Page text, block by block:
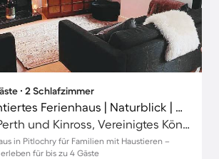
∙ 2 Schlafzimmer
Familienorientiertes Ferienhaus | Naturblick | Haustierfreundlich
Pitlochry, Perth und Kinross, Vereinigtes Königreich
in Pitlochry für Familien mit Haustieren –
für bis zu 4 Gäste